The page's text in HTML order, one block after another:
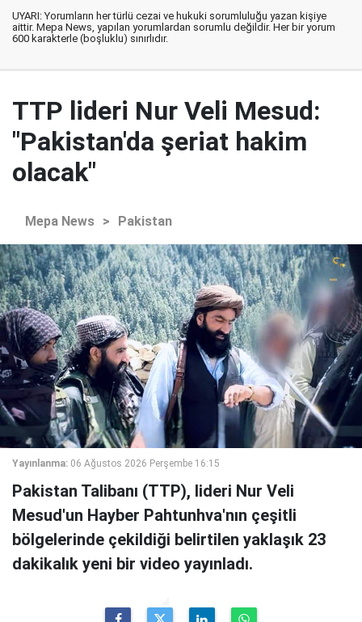
UYARI: Yorumların her türlü cezai ve hukuki sorumluluğu yazan kişiye
aittir. Mepa News, yapılan yorumlardan sorumlu değildir. Her bir yorum
600 karakterle (boşluklu) sınırlıdır.
TTP lideri Nur Veli Mesud:
"Pakistan'da şeriat hakim
olacak"
Mepa News > Pakistan
Yayınlanma: 06 Ağustos 2026 Perşembe 16:15
Pakistan Talibanı (TTP), lideri Nur Veli
Mesud'un Hayber Pahtunhva'nın çeşitli
bölgelerinde çekildiği belirtilen yaklaşık 23
dakikalık yeni bir video yayınladı.